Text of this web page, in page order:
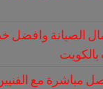
الصيانة وافضل
بالكويت
مباشرة مع